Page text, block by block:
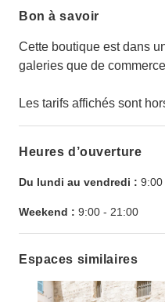
Bon à savoir
Cette boutique est dans
galeries que de
Les tarifs affichés sont
Heures d’ouverture
Du lundi au vendredi : 9:00
Weekend : 9:00 - 21:00
Espaces similaires